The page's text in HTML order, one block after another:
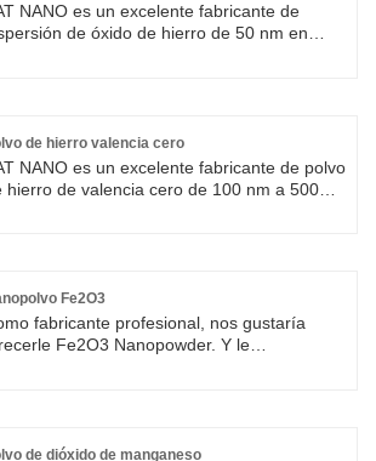
NANO es un excelente fabricante de
de óxido de hierro de 50 nm en
perspectivas de aplicación y un
valor de aplicación en campos
la ciencia de materiales, la ciencia
de hierro valencia cero
NANO es un excelente fabricante de polvo
hierro de valencia cero de 100 nm a 500
Fe2O3
fabricante profesional, nos gustaría
Fe2O3 Nanopowder. Y le
de dióxido de manganeso